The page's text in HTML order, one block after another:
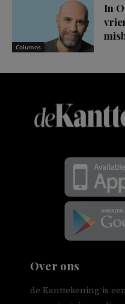
Columns
In
Over ons
de Kanttekening is